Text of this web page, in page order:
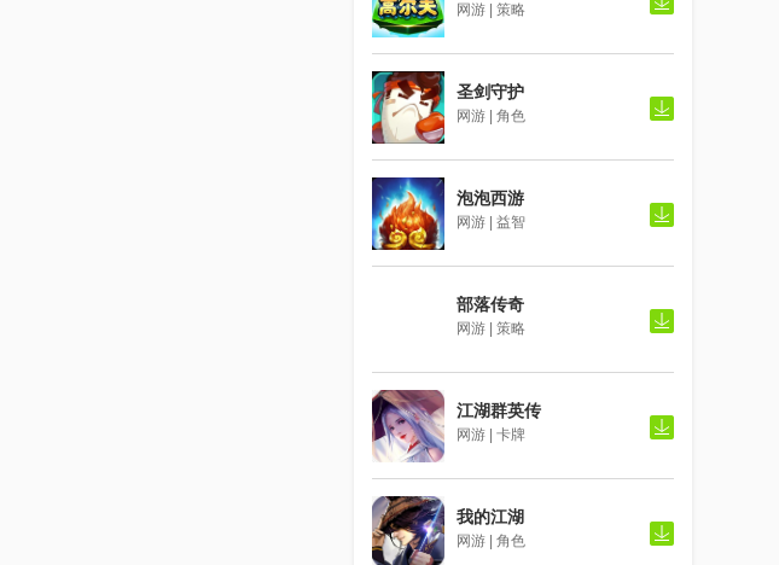
网游 | 策略
圣剑守护
网游 | 角色
泡泡西游
网游 | 益智
部落传奇
网游 | 策略
江湖群英传
网游 | 卡牌
我的江湖
网游 | 角色